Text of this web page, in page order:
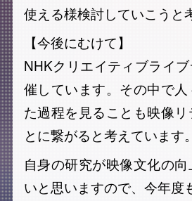
使える様検討していこうと
【今後にむけて】
NHKクリエイティブライ
催しています。その中で
た過程を見ることも映像
とに繋がると考えています。
自身の研究が映像文化の
いと思いますので、今年度